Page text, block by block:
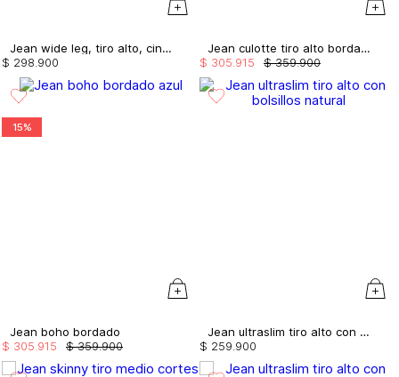
Jean wide leg, tiro alto, cinco bolsillos, con guardapolvo
$ 298.900
Jean culotte tiro alto bordado en bota
$ 359.900
$ 305.915
15%
Jean boho bordado
$ 359.900
$ 305.915
Jean ultraslim tiro alto con bolsillos
$ 259.900